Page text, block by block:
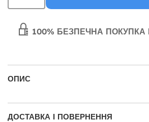
100% БЕЗПЕЧНА ПОКУПКА
ОПИС
ДОСТАВКА І ПОВЕРНЕННЯ